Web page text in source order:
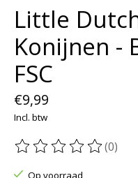
Little
Konijnen -
FSC
€9,99
Incl. btw
De beoordeling van dit
(0)
Op voorraad